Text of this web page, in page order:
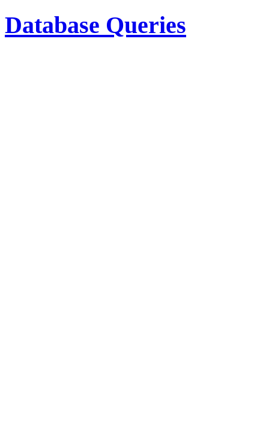
Database Queries